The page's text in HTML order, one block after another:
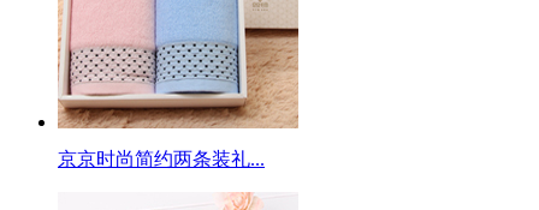
京京时尚简约两条装礼...